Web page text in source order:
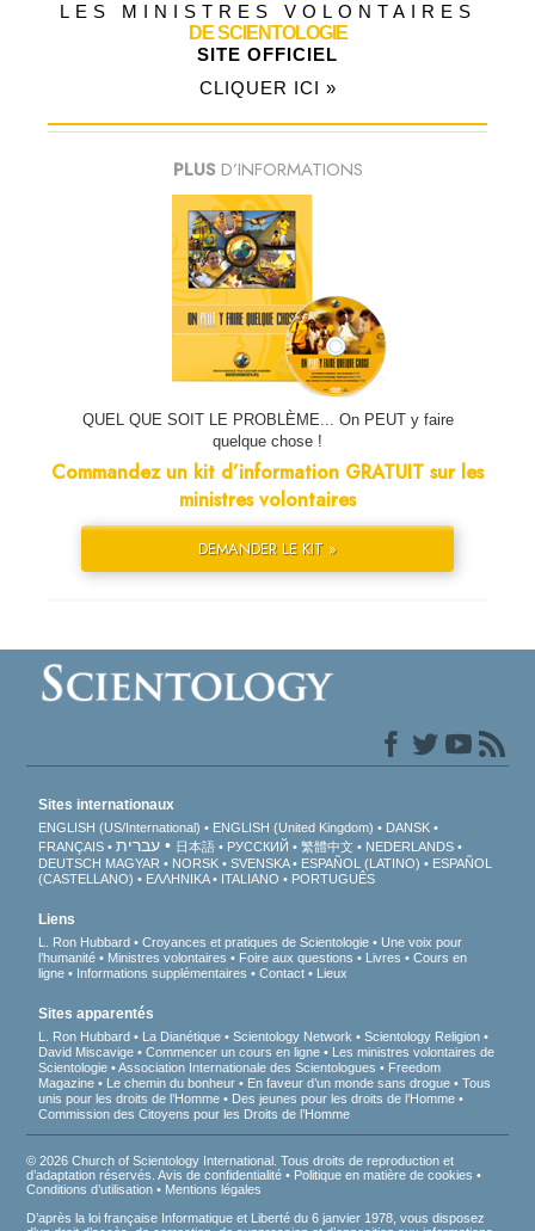
LES MINISTRES VOLONTAIRES
DE SCIENTOLOGIE
SITE OFFICIEL
CLIQUER ICI »
PLUS D’INFORMATIONS
QUEL QUE SOIT LE PROBLÈME... On PEUT y faire
quelque chose !
Commandez un kit d’information GRATUIT sur les
ministres volontaires
DEMANDER LE KIT »
Sites internationaux
ENGLISH (US/International) ENGLISH (United Kingdom)
DANSK
FRANÇAIS
עברית 日本語 РУССКИЙ 繁體中文
NEDERLANDS
DEUTSCH MAGYAR NORSK SVENSKA ESPAÑOL (LATINO)
ESPAÑOL
(CASTELLANO)
ΕΛΛΗΝΙΚA ITALIANO PORTUGUÊS
Liens
L. Ron Hubbard Croyances et pratiques de Scientologie
Une voix pour
l’humanité
Ministres volontaires Foire aux questions Livres
Cours en
ligne
Informations supplémentaires Contact Lieux
Sites apparentés
L. Ron Hubbard La Dianétique Scientology Network
Scientology Religion
David Miscavige
Commencer un cours en ligne
Les ministres volontaires de
Scientologie
Association Internationale des Scientologues
Freedom
Magazine
Le chemin du bonheur En faveur d’un monde sans drogue
Tous
unis pour les droits de l’Homme
Des jeunes pour les droits de l’Homme
Commission des Citoyens pour les Droits de l’Homme
© 2026 Church of Scientology International. Tous droits de reproduction et
d’adaptation réservés.Avis de confidentialité • Politique en matière de cookies •
Conditions d’utilisation • Mentions légales
D’après la loi française Informatique et Liberté du 6 janvier 1978, vous disposez